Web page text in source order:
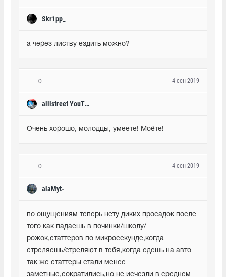
Skr1pp_
а через листву ездить можно?
0
alllstreet YouTube
4 сен 2019
Очень хорошо, молодцы, умеете! Моёте!
0
alaMyt-
4 сен 2019
по ощущениям теперь нету диких просадок после
того как падаешь в починки/школу/
рожок,статтеров по микросекунде,когда
стреляешь/стреляют в тебя,когда едешь на авто
так же статтеры стали менее
заметные,сократились,но не исчезли в среднем